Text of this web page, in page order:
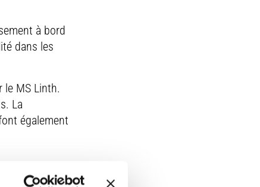
à bord
dans les
le MS Linth.
La
également